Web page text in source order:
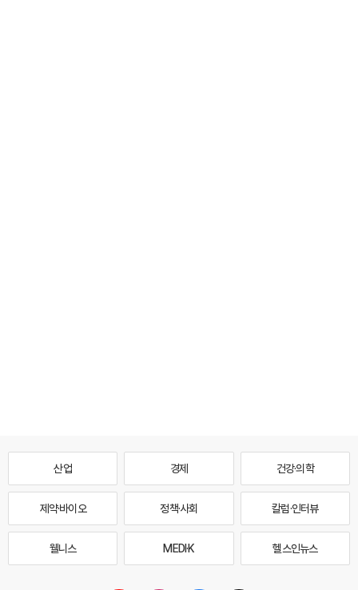
산업 경제 건강·의학
제약·바이오 정책·사회 칼럼·인터뷰
웰니스 MEDI·K 헬스인뉴스